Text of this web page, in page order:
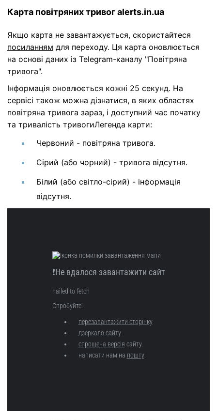
Карта повітряних тривог alerts.in.ua
Якщо карта не завантажується, скористайтеся
посиланням для переходу. Ця карта оновлюється
на основі даних із Telegram-каналу "Повітряна
тривога".
Інформація оновлюється кожні 25 секунд. На
сервісі також можна дізнатися, в яких областях
повітряна тривога зараз, і доступний час початку
та тривалість тривогиЛегенда карти:
Червоний - повітряна тривога.
Сірий (або чорний) - тривога відсутня.
Білий (або світло-сірий) - інформація
відсутня.